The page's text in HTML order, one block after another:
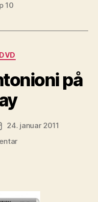
10
DVD
på
24. januar 2011
til